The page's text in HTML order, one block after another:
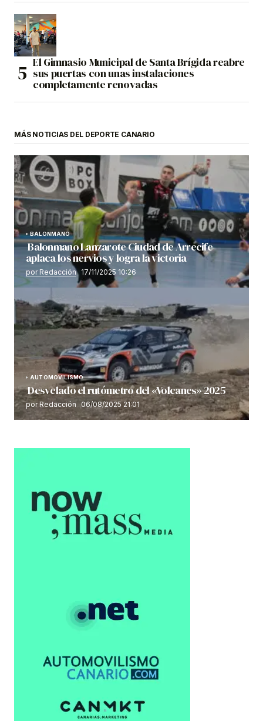
El Gimnasio Municipal de Santa Brígida reabre
sus puertas con unas instalaciones
completamente renovadas
MÁS NOTICIAS DEL DEPORTE CANARIO
BALONMANO
Balonmano Lanzarote Ciudad de Arrecife
aplaca los nervios y logra la victoria
por Redacción 17/11/2025 10:26
AUTOMOVILISMO
Desvelado el rutómetro del «Volcanes» 2025
por Redacción 06/08/2025 21:01